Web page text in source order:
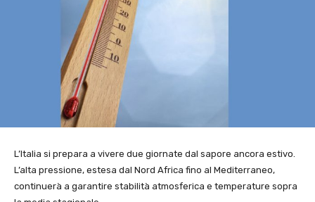
L’Italia si prepara a vivere due giornate dal sapore ancora estivo.
L’alta pressione, estesa dal Nord Africa fino al Mediterraneo,
continuerà a garantire stabilità atmosferica e temperature sopra